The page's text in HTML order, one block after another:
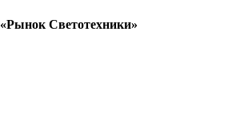
«Рынок Светотехники»